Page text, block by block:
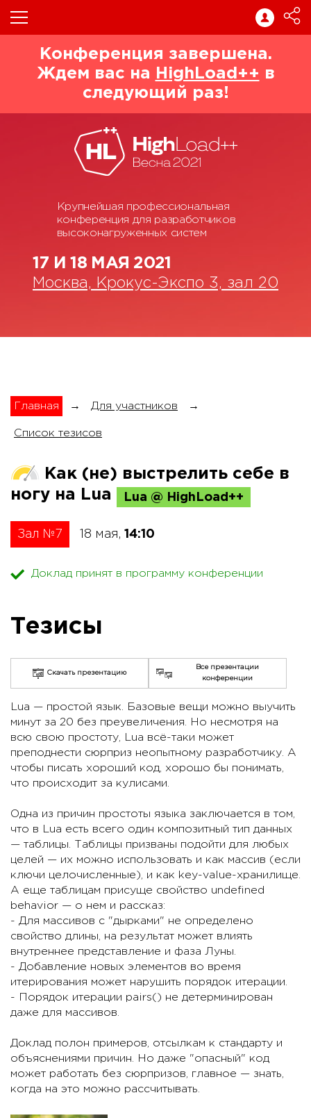
Конференция завершена.
Ждем вас на
HighLoad++ в
следующий раз!
Крупнейшая профессиональная
конференция для разработчиков
высоконагруженных систем
17 И 18 МАЯ 2021
Москва, Крокус-Экспо 3, зал 20
Главная → Для участников →
Список тезисов
Как (не) выстрелить себе в
ногу на Lua
Lua @ HighLoad++
Зал №7 18 мая, 14:10
Доклад принят в программу конференции
Тезисы
Скачать презентацию
Все презентации
конференции
Lua — простой язык. Базовые вещи можно выучить
минут за 20 без преувеличения. Но несмотря на
всю свою простоту, Lua всё-таки может
преподнести сюрприз неопытному разработчику. А
чтобы писать хороший код, хорошо бы понимать,
что происходит за кулисами.
Одна из причин простоты языка заключается в том,
что в Lua есть всего один композитный тип данных
— таблицы. Таблицы призваны подойти для любых
целей — их можно использовать и как массив (если
ключи целочисленные), и как key-value-хранилище.
А еще таблицам присуще свойство undefined
behavior — о нем и рассказ:
- Для массивов с "дырками" не определено
свойство длины, на результат может влиять
внутреннее представление и фаза Луны.
- Добавление новых элементов во время
итерирования может нарушить порядок итерации.
- Порядок итерации pairs() не детерминирован
даже для массивов.
Доклад полон примеров, отсылкам к стандарту и
объяснениями причин. Но даже "опасный" код
может работать без сюрпризов, главное — знать,
когда на это можно рассчитывать.